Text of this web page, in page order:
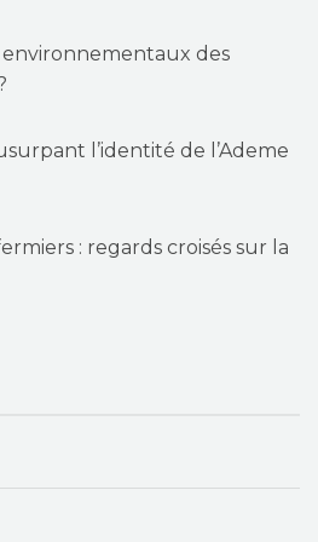
des
l’identité de l’Ademe
: regards croisés sur la